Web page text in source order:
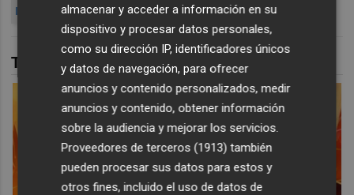
DEPORTIVA MINERA
TAMBIÉN TE PUEDE INTERESAR
almacenar y acceder a información en su
dispositivo y procesar datos personales,
como su dirección IP, identificadores únicos
y datos de navegación, para ofrecer
anuncios y contenido personalizados, medir
anuncios y contenido, obtener información
sobre la audiencia y mejorar los servicios.
Proveedores de terceros (1913) también
pueden procesar sus datos para estos y
otros fines, incluido el uso de datos de